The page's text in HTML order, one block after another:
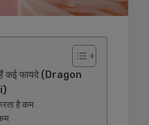
कई फायदे (Dragon
है कम